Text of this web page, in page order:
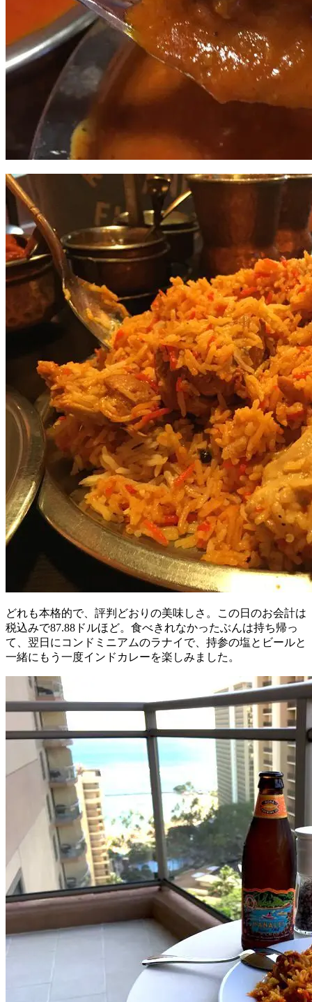
どれも本格的で、評判どおりの美味しさ。この日のお会計は
税込みで87.88ドルほど。食べきれなかったぶんは持ち帰っ
て、翌日にコンドミニアムのラナイで、持参の塩とビールと
一緒にもう一度インドカレーを楽しみました。